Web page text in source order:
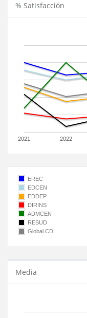
% Satisfacción
2021 2022
EREC
EDCEN
EDDEP
DIRINS
ADMCEN
RESUD
Global CD
Media